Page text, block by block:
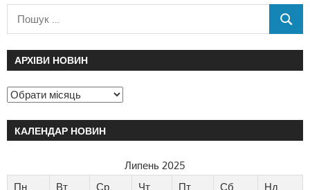
АРХІВИ НОВИН
КАЛЕНДАР НОВИН
Липень 2025
Пн
Вт Ср Чт Пт Сб Нд